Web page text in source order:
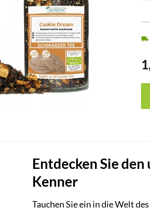
Entdecken Sie
Kenner
Tauchen Sie ein in die Welt